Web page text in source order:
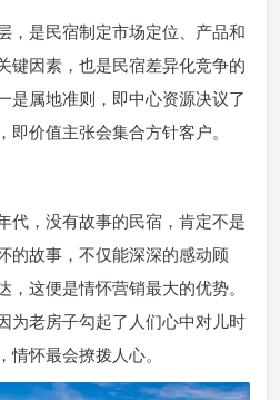
，是民宿制定市场定位、产品和
键因素，也是民宿差异化竞争的
是属地准则，即中心资源决议了
价值主张会集合方针客户。
代，没有故事的民宿，肯定不是
的故事，不仅能深深的感动顾
这便是情怀营销最大的优势。
为老房子勾起了人们心中对儿时
怀最会撩拨人心。